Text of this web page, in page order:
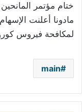
ختام مؤتمر
مادونا أعلنت
لمكافحة فيروس
main